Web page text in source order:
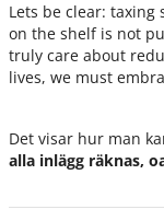
Lets be clear:
on the shelf is not
truly care about
lives, we must
Det visar hur man
alla inlägg räknas,